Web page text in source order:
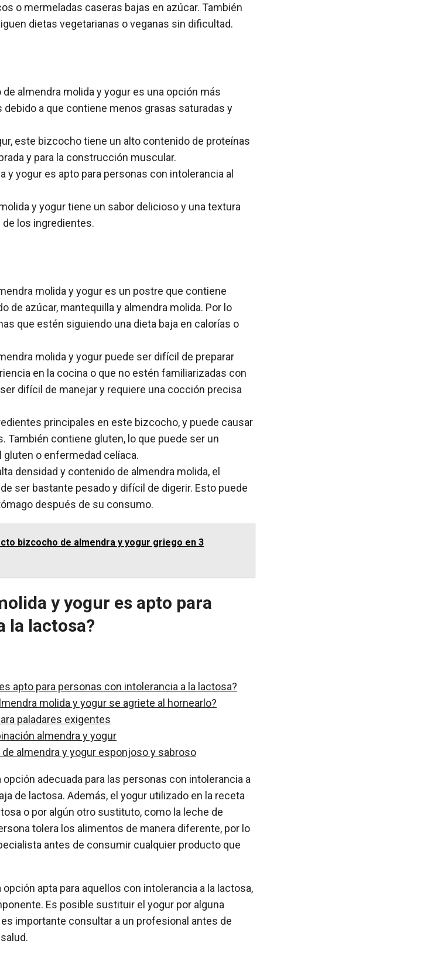
o mermeladas caseras bajas en azúcar. También
dietas vegetarianas o veganas sin dificultad.
almendra molida y yogur es una opción más
a que contiene menos grasas saturadas y
este bizcocho tiene un alto contenido de proteínas
y para la construcción muscular.
y yogur es apto para personas con intolerancia al
y yogur tiene un sabor delicioso y una textura
los ingredientes.
molida y yogur es un postre que contiene
de azúcar, mantequilla y almendra molida. Por lo
que estén siguiendo una dieta baja en calorías o
molida y yogur puede ser difícil de preparar
en la cocina o que no estén familiarizadas con
difícil de manejar y requiere una cocción precisa
principales en este bizcocho, y puede causar
También contiene gluten, lo que puede ser un
gluten o enfermedad celíaca.
densidad y contenido de almendra molida, el
ser bastante pesado y difícil de digerir. Esto puede
después de su consumo.
bizcocho de almendra y yogur griego en 3
y yogur es apto para
la lactosa?
apto para personas con intolerancia a la lactosa?
molida y yogur se agriete al hornearlo?
paladares exigentes
almendra y yogur
almendra y yogur esponjoso y sabroso
adecuada para las personas con intolerancia a
de lactosa. Además, el yogur utilizado en la receta
o por algún otro sustituto, como la leche de
tolera los alimentos de manera diferente, por lo
antes de consumir cualquier producto que
apta para aquellos con intolerancia a la lactosa,
Es posible sustituir el yogur por alguna
importante consultar a un profesional antes de